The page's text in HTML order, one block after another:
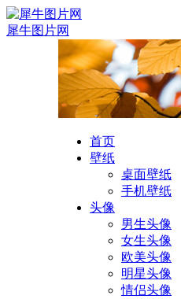
犀牛图片网
首页
壁纸
桌面壁纸
手机壁纸
头像
男生头像
女生头像
欧美头像
明星头像
情侣头像